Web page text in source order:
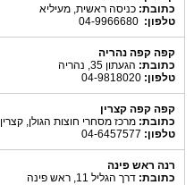
כתובת: כניסה ראשית, מעיליא
טלפון:
קפה קפה נהריה
כתובת: הגעתון 35, נהריה
טלפון:
קפה קפה קצרין
כתובת: מרכז מסחרי חוצות הגולן, קצרין
טלפון:
רנה ראש פינה
כתובת: דרך הגליל 11, ראש פינה